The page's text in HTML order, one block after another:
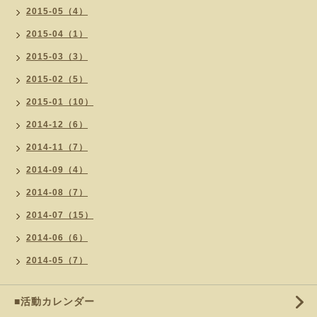
2015-05（4）
2015-04（1）
2015-03（3）
2015-02（5）
2015-01（10）
2014-12（6）
2014-11（7）
2014-09（4）
2014-08（7）
2014-07（15）
2014-06（6）
2014-05（7）
■活動カレンダー